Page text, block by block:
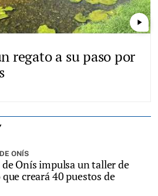
play_arrow
regato a su paso por
ONÍS
de Onís impulsa un taller de
creará 40 puestos de